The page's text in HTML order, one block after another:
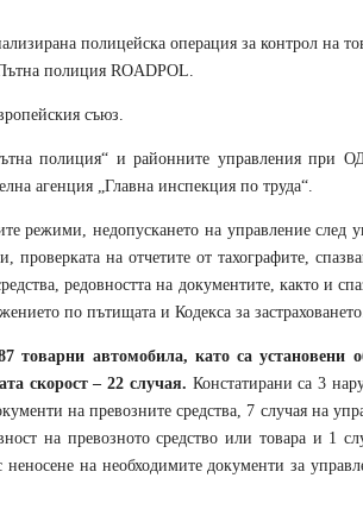
полицейска операция за контрол на
полиция ROADPOL.
съюз.
полиция“ и районните управления при
агенция „Главна инспекция по труда“.
режими, недопускането на управление след
на отчетите от тахографите,
редовността на документите, както и
по пътищата и Кодекса за застраховането.
товарни автомобила, като са установени
скорост – 22 случая. Констатирани са 3
на превозните средства, 7 случая на
на превозното средство или товара и 1
на необходимите документи за